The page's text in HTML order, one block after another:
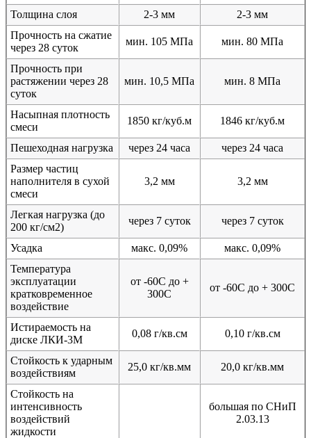
Толщина слоя
2-3 мм
2-3 мм
Прочность на сжатие
через 28 суток
мин. 105 МПа мин. 80 МПа
Прочность при
растяжении через 28
суток
мин. 10,5 МПа мин. 8 МПа
Насыпная плотность
смеси
1850 кг/куб.м 1846 кг/куб.м
Пешеходная нагрузка через 24 часа
через 24 часа
Размер частиц
наполнителя в сухой
смеси
3,2 мм 3,2 мм
Легкая нагрузка (до
200 кг/см2)
через 7 суток через 7 суток
Усадка макс. 0,09%
макс. 0,09%
Температура
эксплуатации
кратковременное
воздействие
от -60С до +
300С
от -60С до + 300С
Истираемость на
диске ЛКИ-3М
0,08 г/кв.см 0,10 г/кв.см
Стойкость к ударным
воздействиям
25,0 кг/кв.мм 20,0 кг/кв.мм
Стойкость на
интенсивность
воздействий
жидкости
большая по СНиП
2.03.13